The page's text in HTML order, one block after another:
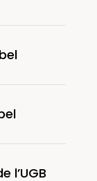
l’UGB